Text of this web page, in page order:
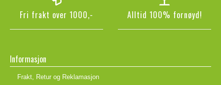
Fri frakt over 1000,- Alltid 100% fornøyd!
Informasjon
Frakt, Retur og Reklamasjon